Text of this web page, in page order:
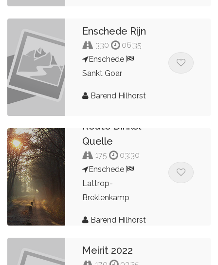
Enschede Rijn
330
06:35
Enschede
Sankt Goar
Barend Hilhorst
Route Dinkel -
Quelle
175
03:30
Enschede
Lattrop-
Breklenkamp
Barend Hilhorst
Meirit 2022